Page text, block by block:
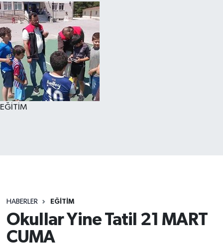
EĞİTİM
HABERLER EĞİTİM
Okullar Yine Tatil 21 MART
CUMA